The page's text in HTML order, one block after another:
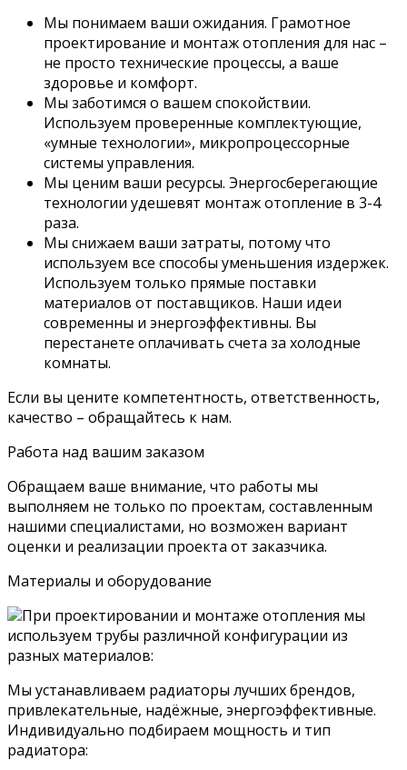
Мы понимаем ваши ожидания. Грамотное
проектирование и монтаж отопления для нас –
не просто технические процессы, а ваше
здоровье и комфорт.
Мы заботимся о вашем спокойствии.
Используем проверенные комплектующие,
«умные технологии», микропроцессорные
системы управления.
Мы ценим ваши ресурсы. Энергосберегающие
технологии удешевят монтаж отопление в 3-4
раза.
Мы снижаем ваши затраты, потому что
используем все способы уменьшения издержек.
Используем только прямые поставки
материалов от поставщиков. Наши идеи
современны и энергоэффективны. Вы
перестанете оплачивать счета за холодные
комнаты.
Если вы цените компетентность, ответственность,
качество – обращайтесь к нам.
Работа над вашим заказом
Обращаем ваше внимание, что работы мы
выполняем не только по проектам, составленным
нашими специалистами, но возможен вариант
оценки и реализации проекта от заказчика.
Материалы и оборудование
При проектировании и монтаже отопления мы
используем трубы различной конфигурации из
разных материалов:
Мы устанавливаем радиаторы лучших брендов,
привлекательные, надёжные, энергоэффективные.
Индивидуально подбираем мощность и тип
радиатора: